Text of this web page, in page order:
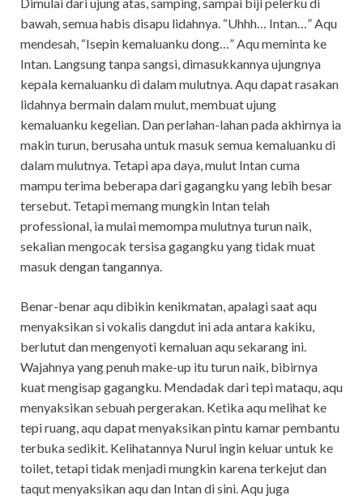
bawah, semua habis disapu lidahnya. “Uhhh… Intan…” Aqu
mendesah, “Isepin kemaluanku dong…” Aqu meminta ke
Intan. Langsung tanpa sangsi, dimasukkannya ujungnya
kepala kemaluanku di dalam mulutnya. Aqu dapat rasakan
lidahnya bermain dalam mulut, membuat ujung
kemaluanku kegelian. Dan perlahan-lahan pada akhirnya ia
makin turun, berusaha untuk masuk semua kemaluanku di
dalam mulutnya. Tetapi apa daya, mulut Intan cuma
mampu terima beberapa dari gagangku yang lebih besar
tersebut. Tetapi memang mungkin Intan telah
professional, ia mulai memompa mulutnya turun naik,
sekalian mengocak tersisa gagangku yang tidak muat
masuk dengan tangannya.
Benar-benar aqu dibikin kenikmatan, apalagi saat aqu
menyaksikan si vokalis dangdut ini ada antara kakiku,
berlutut dan mengenyoti kemaluan aqu sekarang ini.
Wajahnya yang penuh make-up itu turun naik, bibirnya
kuat mengisap gagangku. Mendadak dari tepi mataqu, aqu
menyaksikan sebuah pergerakan. Ketika aqu melihat ke
tepi ruang, aqu dapat menyaksikan pintu kamar pembantu
terbuka sedikit. Kelihatannya Nurul ingin keluar untuk ke
toilet, tetapi tidak menjadi mungkin karena terkejut dan
taqut menyaksikan aqu dan Intan di sini. Aqu juga